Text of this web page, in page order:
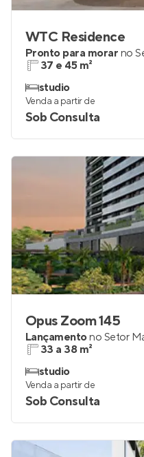
WTC Residence
Pronto para morar no
37 e 45 m²
studio
Venda a partir de
Sob Consulta
Opus Zoom 145
Lançamentono Setor
33 a 38 m²
studio
Venda a partir de
Sob Consulta